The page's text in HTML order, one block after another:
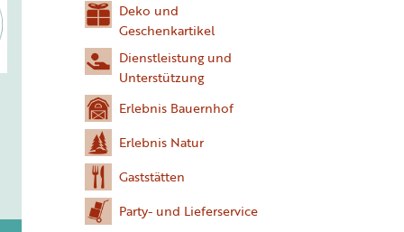
Deko und
Geschenkartikel
Dienstleistung und
Unterstützung
Erlebnis Bauernhof
Erlebnis Natur
Gaststätten
Party- und Lieferservice